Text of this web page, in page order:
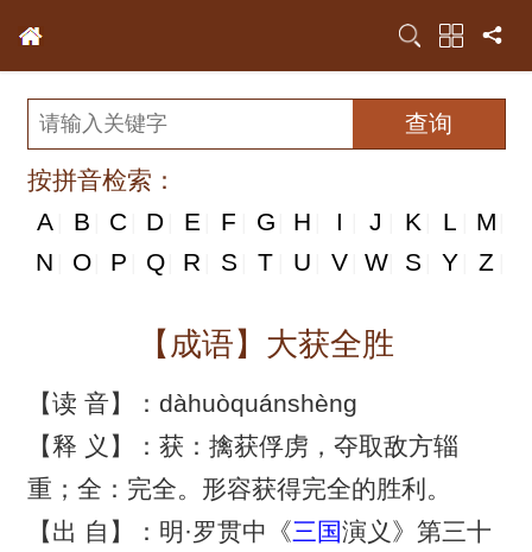
按拼音检索：
A
B C D E F G H I J K L M
N
N O P Q R S T U V W S Y Z
【成语】大获全胜
【读 音】：dàhuòquánshèng
【释 义】：获：擒获俘虏，夺取敌方辎
重；全：完全。形容获得完全的胜利。
【出 自】：明·罗贯中《三国演义》第三十